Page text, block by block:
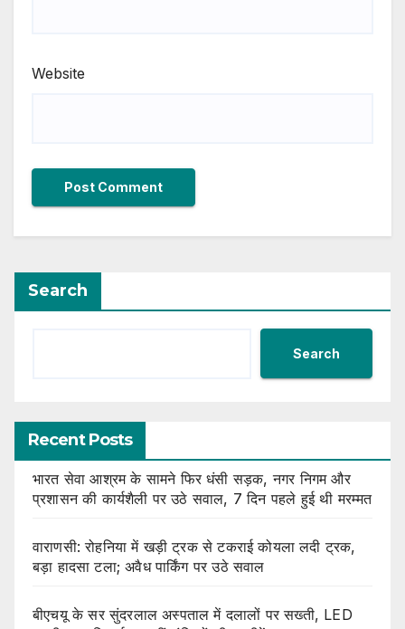
Website
Search
Search
Recent Posts
भारत सेवा आश्रम के सामने फिर धंसी सड़क, नगर निगम और
प्रशासन की कार्यशैली पर उठे सवाल, 7 दिन पहले हुई थी मरम्मत
वाराणसी: रोहनिया में खड़ी ट्रक से टकराई कोयला लदी ट्रक,
बड़ा हादसा टला; अवैध पार्किंग पर उठे सवाल
बीएचयू के सर सुंदरलाल अस्पताल में दलालों पर सख्ती, LED